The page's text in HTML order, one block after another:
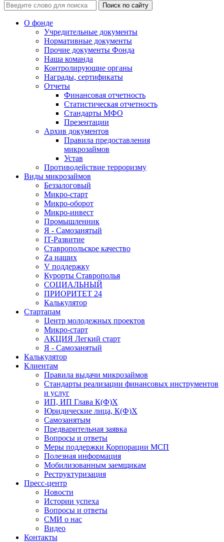
Поиск по сайту
О фонде
Учредительные документы
Нормативные документы
Прочие документы Фонда
Наша команда
Контролирующие органы
Награды, сертификаты
Отчеты
Финансовая отчетность
Статистическая отчетность
Стандарты МФО
Презентации
Архив документов
Правила предоставления
микрозаймов
Устав
Противодействие терроризму
Виды микрозаймов
Беззалоговый
Микро-старт
Микро-оборот
Микро-инвест
Промышленник
Я - Самозанятый
IT-Развитие
Ставропольское качество
Za наших
V поддержку
Курорты Ставрополья
СОЦИАЛЬНЫЙ
ПРИОРИТЕТ 24
Калькулятор
Стартапам
Центр молодежных проектов
Микро-старт
АКЦИЯ Легкий старт
Я - Самозанятый
Калькулятор
Клиентам
Правила выдачи микрозаймов
Стандарты реализации финансовых инструментов
и услуг
ИП, ИП Глава К(Ф)Х
Юридические лица, К(Ф)Х
Самозанятым
Предварительная заявка
Вопросы и ответы
Меры поддержки Корпорации МСП
Полезная информация
Мобилизованным заемщикам
Реструктуризация
Пресс-центр
Новости
Истории успеха
Вопросы и ответы
СМИ о нас
Видео
Контакты